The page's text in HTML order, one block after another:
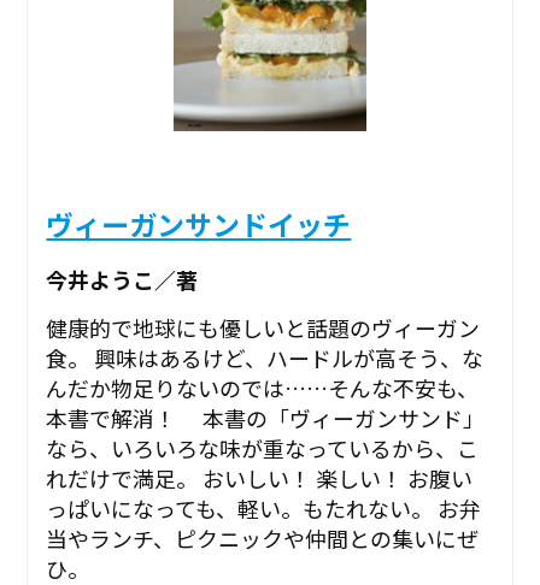
ヴィーガンサンドイッチ
今井ようこ／著
健康的で地球にも優しいと話題のヴィーガン
食。 興味はあるけど、ハードルが高そう、な
んだか物足りないのでは……そんな不安も、
本書で解消！ 本書の「ヴィーガンサンド」
なら、いろいろな味が重なっているから、こ
れだけで満足。 おいしい！ 楽しい！ お腹い
っぱいになっても、軽い。もたれない。 お弁
当やランチ、ピクニックや仲間との集いにぜ
ひ。